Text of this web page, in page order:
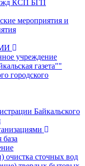
КСП БГП
мероприятия и
учреждение
газета""
городского
Байкальского
очистка сточных вод